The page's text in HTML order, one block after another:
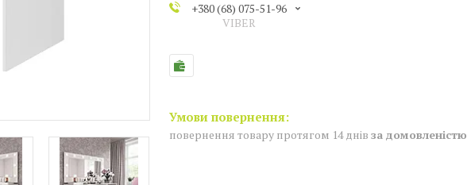
+380 (68) 075-51-96
VIBER
повернення товару протягом 14 днів за домовленістю